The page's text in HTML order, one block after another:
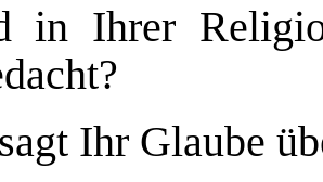
in Ihrer
Ihr Glaube